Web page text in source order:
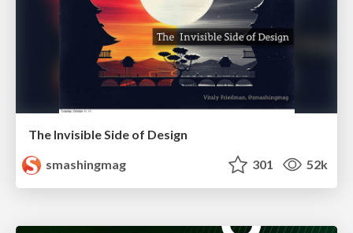
The Invisible Side of Design
smashingmag
301 52k